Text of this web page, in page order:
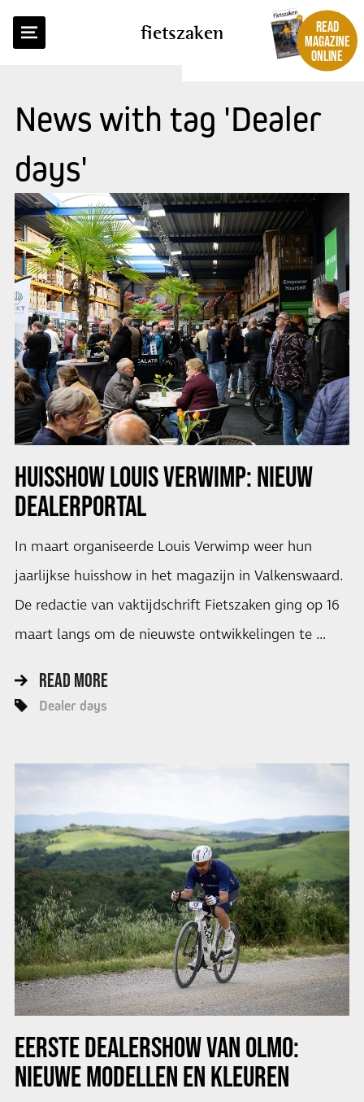
fietszaken
READ
MAGAZINE
ONLINE
News with tag 'Dealer
days'
HUISSHOW LOUIS VERWIMP: NIEUW
DEALERPORTAL
In maart organiseerde Louis Verwimp weer hun
jaarlijkse huisshow in het magazijn in Valkenswaard.
De redactie van vaktijdschrift Fietszaken ging op 16
maart langs om de nieuwste ontwikkelingen te …
READ MORE
Dealer days
EERSTE DEALERSHOW VAN OLMO:
NIEUWE MODELLEN EN KLEUREN